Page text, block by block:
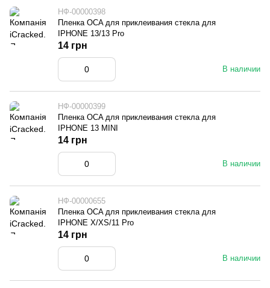
НФ-00000398
Пленка OCA для приклеивания стекла для
IPHONE 13/13 Pro
В наличии
14 грн
НФ-00000399
Пленка OCA для приклеивания стекла для
IPHONE 13 MINI
В наличии
14 грн
НФ-00000655
Пленка OCA для приклеивания стекла для
IPHONE X/XS/11 Pro
В наличии
14 грн